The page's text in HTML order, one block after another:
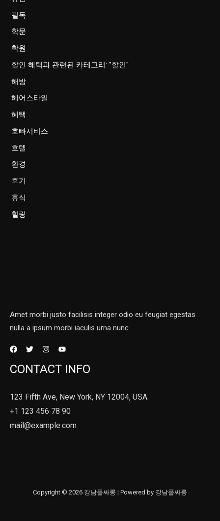
필독
학문
학원
할인 혜택과 관련된 카테고리: "할인"
해방
헤어스타일
혜택
호빠서비스
호텔
환경
후기
휴식
힐링
Amet morbi justo facilisis integer odio eu feugiat egestas
nulla a ipsum morbi iaculis urna nunc.
CONTACT INFO
123 Fifth Ave, New York, NY 12004, USA.
+1 123 456 78 90
mail@example.com
Copyright © 2026 강남풀싸롱 | Powered by 강남풀싸롱